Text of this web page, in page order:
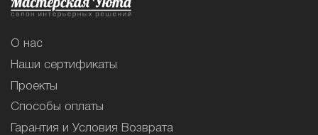
О нас
Наши сертификаты
Проекты
Способы оплаты
Гарантия и Условия Возврата